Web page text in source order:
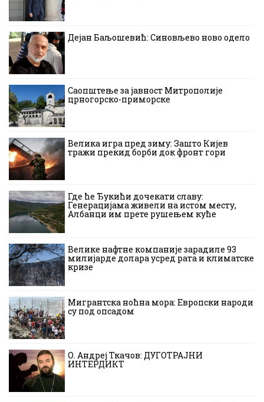
Дејан Баљошевић: Синовљево ново одело
Саопштење за јавност Митрополије
црногорско-приморске
Велика игра пред зиму: Зашто Кијев
тражи прекид борби док фронт гори
Где ће Ђукићи дочекати славу:
Генерацијама живели на истом месту,
Албанци им прете рушењем куће
Велике нафтне компаније зарадиле 93
милијарде долара усред рата и климатске
кризе
Мигрантска ноћна мора: Европски народи
су под опсадом
О. Андреј Ткачов: ДУГОТРАЈНИ
ИНТЕРДИКТ